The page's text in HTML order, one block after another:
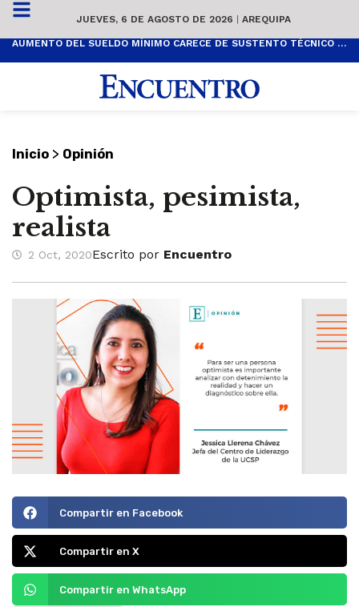
JUEVES, 6 DE AGOSTO DE 2026 | AREQUIPA
AUMENTO DEL SUELDO MÍNIMO CARECE DE SUSTENTO TÉCNICO Y ES POPULISTA
Inicio > Opinión
Optimista, pesimista,
realista
2 Oct, 2020Escrito por Encuentro
Compartir en Facebook
Compartir en X
Compartir en WhatsApp